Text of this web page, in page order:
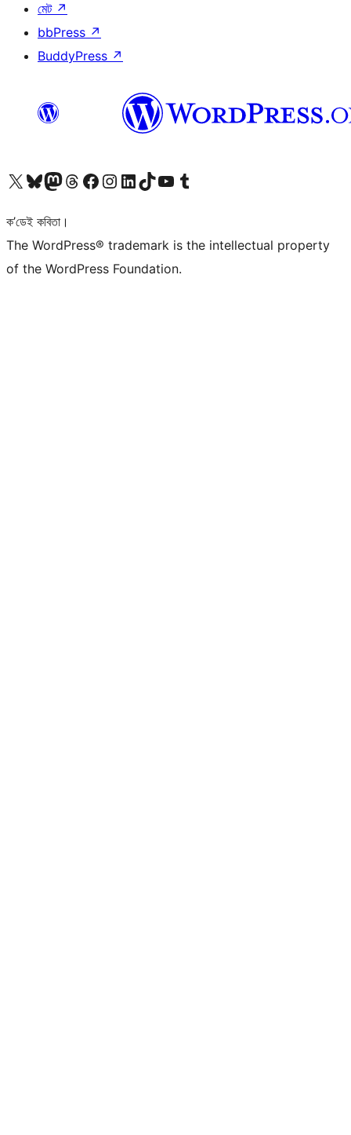
মেট ↗
bbPress ↗
BuddyPress ↗
আমাৰ X (আগৰ Twitter) একাউণ্টলৈ যাওকআমাৰ Bluesky একাউণ্টলৈ যাওকআমাৰ Mastodon একাউণ্টলৈ যাওকআমাৰ Threads একাউণ্টলৈ যাওকআমাৰ Facebook পৃষ্ঠালৈ যাওকআমাৰ Instagram একাউণ্টলৈ যাওকআমাৰ LinkedIn একাউণ্টলৈ যাওকআমাৰ TikTok একাউণ্টলৈ যাওকআমাৰ YouTube চেনেললৈ যাওকআমাৰ Tumblr একাউণ্টলৈ যাওক
ক’ডেই কবিতা।
The WordPress® trademark is the intellectual property
of the WordPress Foundation.